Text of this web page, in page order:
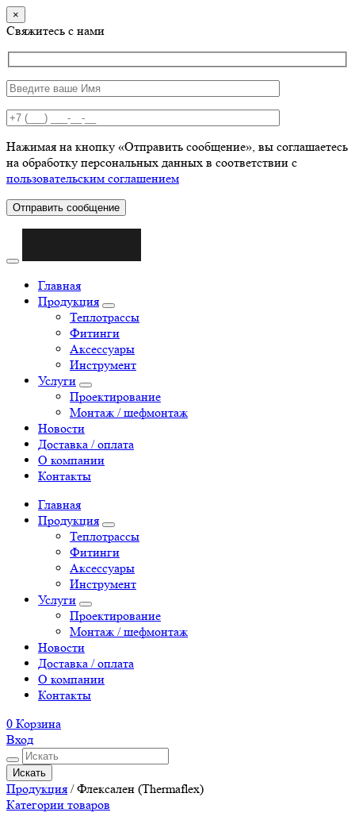
×
Свяжитесь с нами
Нажимая на кнопку «Отправить сообщение», вы соглашаетесь
на обработку персональных данных в соответствии с
пользовательским соглашением
Отправить сообщение
Главная
Продукция
Теплотрассы
Фитинги
Аксессуары
Инструмент
Услуги
Проектирование
Монтаж / шефмонтаж
Новости
Доставка / оплата
О компании
Контакты
Главная
Продукция
Теплотрассы
Фитинги
Аксессуары
Инструмент
Услуги
Проектирование
Монтаж / шефмонтаж
Новости
Доставка / оплата
О компании
Контакты
0 Корзина
Вход
Искать
Продукция /Флексален (Thermaflex)
Категории товаров